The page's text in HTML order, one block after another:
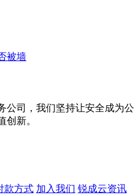
被墙
公司，我们坚持让安全成为公
创新。
款方式 加入我们 锐成云资讯